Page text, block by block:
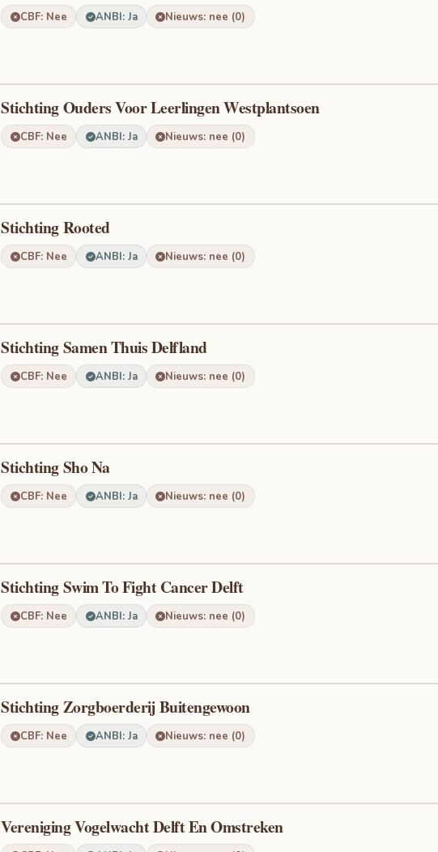
CBF: Nee ANBI: Ja Nieuws: nee (0)
Stichting Ouders Voor Leerlingen Westplantsoen
CBF: Nee ANBI: Ja Nieuws: nee (0)
Stichting Rooted
CBF: Nee ANBI: Ja Nieuws: nee (0)
Stichting Samen Thuis Delfland
CBF: Nee ANBI: Ja Nieuws: nee (0)
Stichting Sho Na
CBF: Nee ANBI: Ja Nieuws: nee (0)
Stichting Swim To Fight Cancer Delft
CBF: Nee ANBI: Ja Nieuws: nee (0)
Stichting Zorgboerderij Buitengewoon
CBF: Nee ANBI: Ja Nieuws: nee (0)
Vereniging Vogelwacht Delft En Omstreken